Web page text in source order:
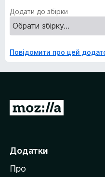
Додати до збірки
Повідомити про цей
П
е
й
т
Додатки
Про